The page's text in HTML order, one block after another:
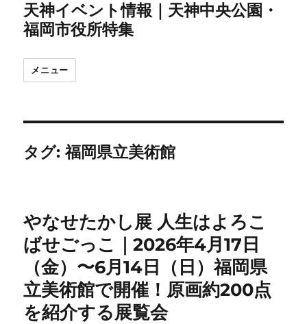
天神イベント情報｜天神中央公園・
福岡市役所特集
メニュー
タグ:福岡県立美術館
やなせたかし展 人生はよろこ
ばせごっこ｜2026年4月17日
（金）〜6月14日（日）福岡県
立美術館で開催！原画約200点
を紹介する展覧会